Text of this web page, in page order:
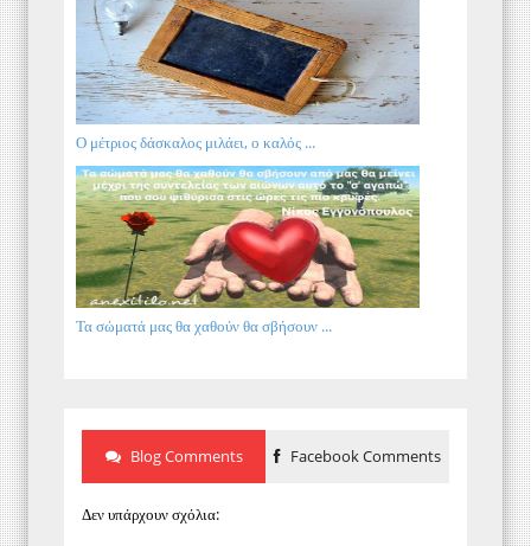
Ο μέτριος δάσκαλος μιλάει, ο καλός ...
Τα σώματά μας θα χαθούν θα σβήσουν ...
Blog Comments Facebook Comments
Δεν υπάρχουν σχόλια: